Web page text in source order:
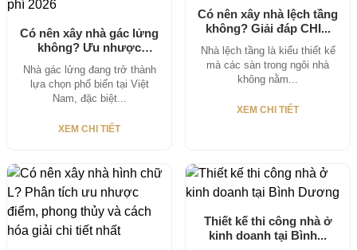
Có nên xây nhà gác lửng
không? Ưu nhược
Nhà gác lửng đang trở thành
lựa chọn phổ biến tại Việt
Nam, đặc biệt...
XEM CHI TIẾT
Có nên xây nhà lệch tầng
không? Giải đáp CHI...
Nhà lệch tầng là kiểu thiết kế
mà các sàn trong ngôi nhà
không nằm...
XEM CHI TIẾT
Thiết kế thi công nhà ở
kinh doanh tại Bình...